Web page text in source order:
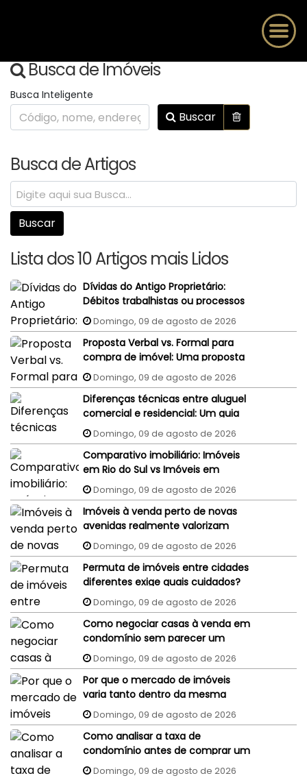
Busca de Imóveis
Busca Inteligente
Buscar
Busca de Artigos
Lista dos 10 Artigos mais Lidos
Dívidas do Antigo Proprietário:
Débitos trabalhistas ou processos
judiciais do vendedor podem
penhorar o imóvel recém-
comprado?
Domingo, 09 de agosto de 2026
Proposta Verbal vs. Formal para
compra de imóvel: Uma proposta
aceita por WhatsApp ou e-mail
tem validade jurídica?
Domingo, 09 de agosto de 2026
Diferenças técnicas entre aluguel
comercial e residencial: Um guia
completo
Domingo, 09 de agosto de 2026
Comparativo imobiliário: Imóveis
em Rio do Sul vs Imóveis em
Florianópolis (interior x capital)
Domingo, 09 de agosto de 2026
Imóveis à venda perto de novas
avenidas realmente valorizam
mais?Domingo, 09 de agosto de 2026
Permuta de imóveis entre cidades
diferentes exige quais cuidados?
Domingo, 09 de agosto de 2026
Como negociar casas à venda em
condomínio sem parecer um
comprador despreparado?
Domingo, 09 de agosto de 2026
Por que o mercado de imóveis
varia tanto dentro da mesma
cidade?
Domingo, 09 de agosto de 2026
Como analisar a taxa de
condomínio antes de comprar um
imóvel?
Domingo, 09 de agosto de 2026